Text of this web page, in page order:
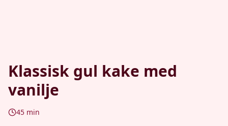
Klassisk gul kake med
vanilje
45 min